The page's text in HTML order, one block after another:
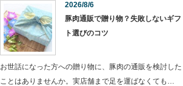
2026/8/6
豚肉通販で贈り物？失敗しないギフ
ト選びのコツ
お世話になった方への贈り物に、豚肉の通販を検討した
ことはありませんか。実店舗まで足を運ばなくても…